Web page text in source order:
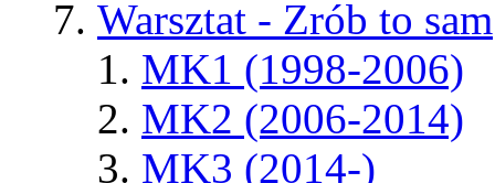
Warsztat - Zrób to sam
MK1 (1998-2006)
MK2 (2006-2014)
MK3 (2014-)